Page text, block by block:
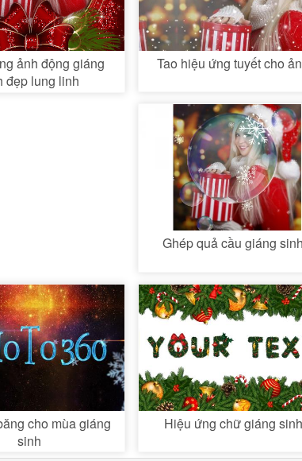
ảnh động giáng
đẹp lung linh
Tao hiệu ứng tuyết cho
Ghép quả cầu giáng sinh
cho mùa giáng
sinh
Hiệu ứng chữ giáng sinh